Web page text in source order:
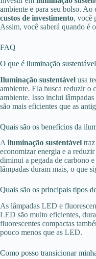
ambiente e para seu bolso. Ao
custos de investimento, você
Assim, você saberá quando é
FAQ
O que é iluminação
Iluminação sustentável usa
ambiente. Ela busca reduzir o
ambiente. Isso inclui
são mais eficientes que as
Quais são os benefícios da
A iluminação sustentável
economizar energia e a
diminui a pegada de carbono
lâmpadas duram mais, o que
Quais são os principais tipos
As lâmpadas LED e
LED são muito eficientes,
fluorescentes compactas
pouco menos que as LED.
Como posso transicionar